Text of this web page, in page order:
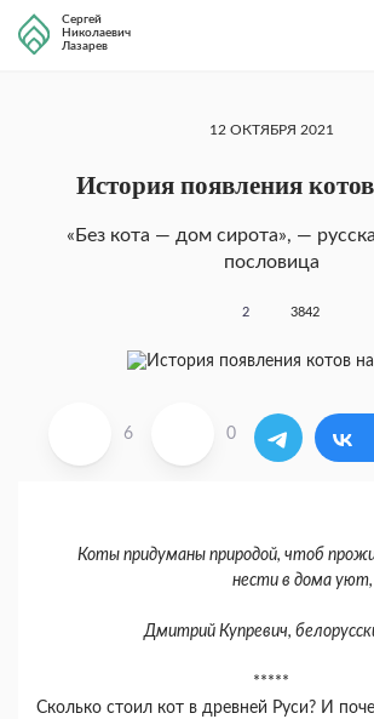
Сергей
Николаевич
Лазарев
12 ОКТЯБРЯ 2021
История появления
«Без кота — дом сирота», —
пословица
2 3842
6 0
Коты придуманы природой, чтоб
нести в дома
Дмитрий Купревич,
*****
Сколько стоил кот в древней Руси? И